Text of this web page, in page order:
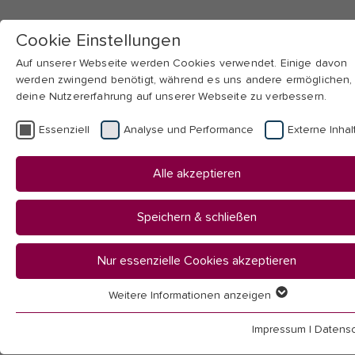
Skip to main navigation Skip to page footer
You
here:
Startseite
Aktuelles
Single
News
Cookie Einstellungen
Auf unserer Webseite werden Cookies verwendet. Einige davon
werden zwingend benötigt, während es uns andere ermöglichen,
deine Nutzererfahrung auf unserer Webseite zu verbessern.
Essenziell Analyse und Performance Externe
Alle akzeptieren
Speichern & schließen
Nur essenzielle Cookies akzeptieren
Essenzielle Cookies werden für grundlegende Funktionen der
Weitere Informationen anzeigen
Impressum